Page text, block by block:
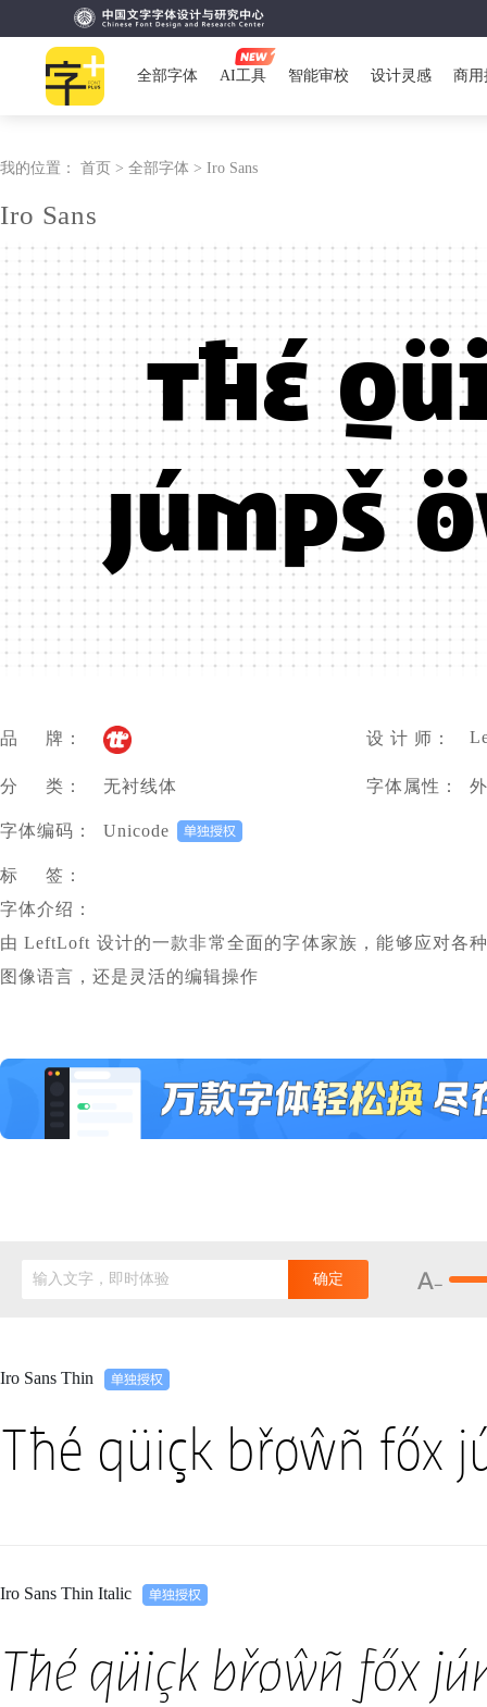
全部字体 AI工具 智能审校 设计灵感 商用
我的位置： 首页 > 全部字体 > Iro Sans
Iro Sans
Tħé
júmpš
品 牌： 设 计 师：
分 类： 无衬线体 字体属性：
字体编码： Unicode
标 签：
字体介绍：
由 LeftLoft 设计的一款非常全面的字体家族，能够应对各
图像语言，还是灵活的编辑操作
输入文字，即时体验 确定
Iro Sans Thin
Tħé qüiçk břøŵñ főx
Iro Sans Thin Italic
Tħé qüiçk břøŵñ főx